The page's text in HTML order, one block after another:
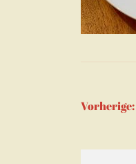
Vorherige: